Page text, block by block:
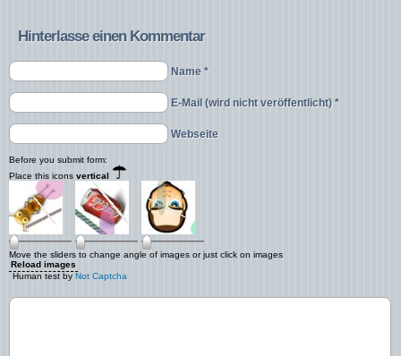
Hinterlasse einen Kommentar
Name *
E-Mail (wird nicht veröffentlicht) *
Webseite
Before you submit form:
Place this icons vertical
Move the sliders to change angle of images or just click on images
Reload images
Human test by Not Captcha